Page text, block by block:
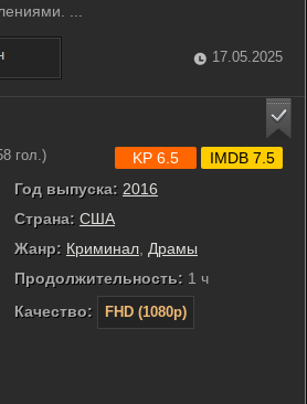
...
17.05.2025
гол.)
Год выпуска: 2016
Страна: США
Жанр: Криминал, Драмы
Продолжительность: 1 ч
Качество:
FHD (1080p)
KP 6.5 IMDB 7.5